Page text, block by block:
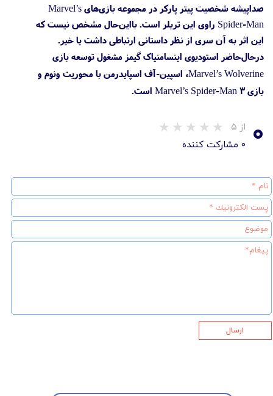
صداپیشه شخصیت پیتر پارکر در مجموعه بازی‌های Marvel’s
Spider-Man راوی این تریلر است. بااین‌حال مشخص نیست که
این اثر به آن سری از نظر داستانی ارتباطی داشت یا خیر.
درحال‌حاضر استودیوی اینسامنیاک گیمز مشغول توسعه بازی
Marvel’s Wolverine، اسپین-آف اسپایدرمن با محوریت ونوم و
بازی Marvel’s Spider-Man 3 است.
۰ از ۵
۰ مشارکت کننده
ارسال